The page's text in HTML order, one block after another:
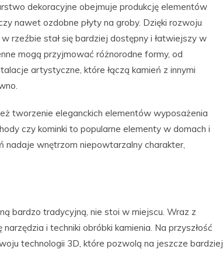
dekoracyjne obejmuje produkcję elementów
nawet ozdobne płyty na groby. Dzięki rozwoju
rzeźbie stał się bardziej dostępny i łatwiejszy w
mogą przyjmować różnorodne formy, od
artystyczne, które łączą kamień z innymi
tworzenie eleganckich elementów wyposażenia
czy kominki to popularne elementy w domach i
nadaje wnętrzom niepowtarzalny charakter,
bardzo tradycyjną, nie stoi w miejscu. Wraz z
i techniki obróbki kamienia. Na przyszłość
technologii 3D, które pozwolą na jeszcze bardziej